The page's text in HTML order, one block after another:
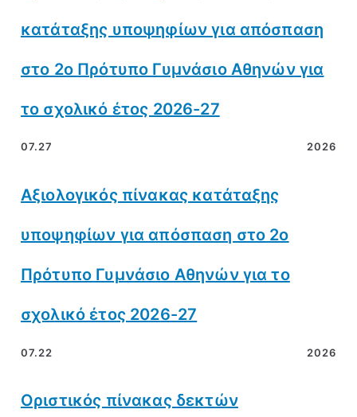
κατάταξης υποψηφίων για απόσπαση
στο 2ο Πρότυπο Γυμνάσιο Αθηνών για
το σχολικό έτος 2026-27
07.27 2026
Αξιολογικός πίνακας κατάταξης
υποψηφίων για απόσπαση στο 2ο
Πρότυπο Γυμνάσιο Αθηνών για το
σχολικό έτος 2026-27
07.22 2026
Οριστικός πίνακας δεκτών